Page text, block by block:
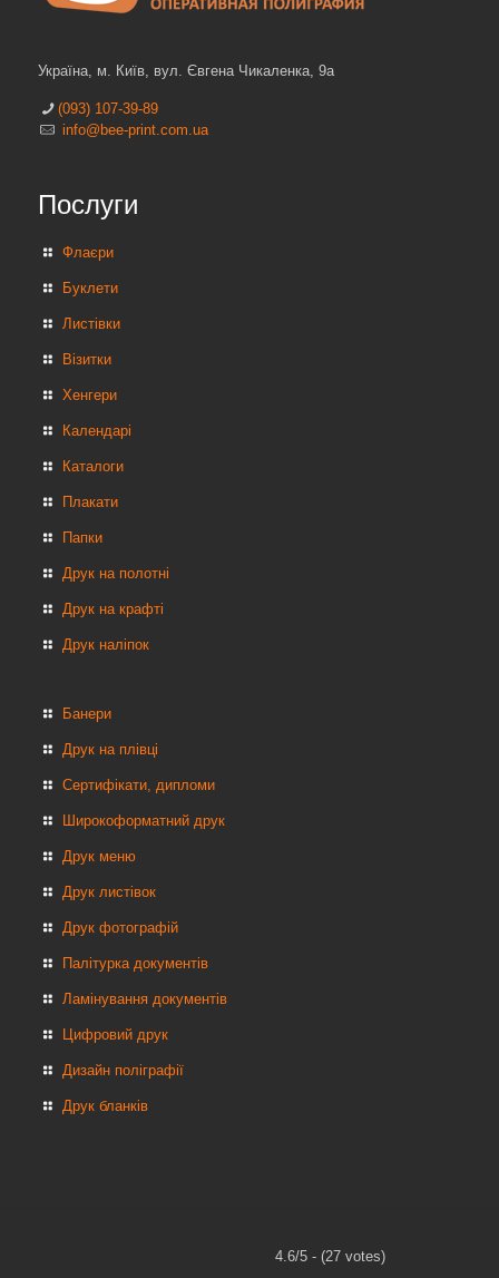
Українa, м. Київ, вул. Євгена Чикаленка, 9а
(093) 107-39-89
info@bee-print.com.ua
Послуги
Флаєри
Буклети
Листівки
Візитки
Хенгери
Календарі
Каталоги
Плакати
Папки
Друк на полотні
Друк на крафті
Друк наліпок
Банери
Друк на плівці
Сертифікати, дипломи
Широкоформатний друк
Друк меню
Друк листівок
Друк фотографій
Палітурка документів
Ламінування документів
Цифровий друк
Дизайн поліграфії
Друк бланків
4.6/5 - (27 votes)